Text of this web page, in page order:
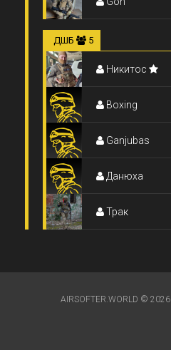
ДШБ 5
Никитос
Boxing
Ganjubas
Данюха
Трак
AIRSOFTER.WORLD © 2026